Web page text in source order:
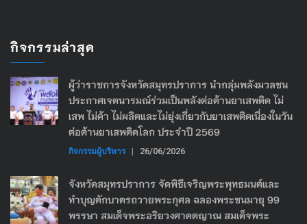
กิจกรรมล่าสุด
ผู้ว่าราชการจังหวัดสมุทรปราการ นำกลุ่มพลังมวลชน
ประกาศเจตนารมณ์ร่วมเป็นพลังต่อต้านยาเสพติด ไม่
เสพ ไม่ค้า ไม่ผลิตและไม่ยุ่งเกี่ยวกับยาเสพติดเนื่องในวัน
ต่อต้านยาเสพติดโลก ประจำปี 2569
กิจกรรมผู้บริหาร | 26/06/2026
จังหวัดสมุทรปราการ จัดพิธีเจริญพระพุทธมนต์และ
ทำบุญตักบาตรถวายพระกุศล ฉลองพระชนมายุ 99
พรรษา สมเด็จพระอริยวงศาคตญาณ สมเด็จพระ